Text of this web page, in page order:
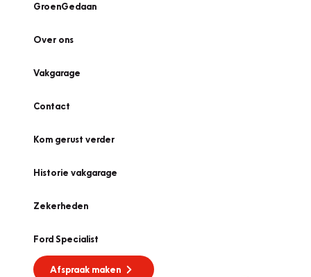
GroenGedaan
Over ons
Vakgarage
Contact
Kom gerust verder
Historie vakgarage
Zekerheden
Ford Specialist
Afspraak maken